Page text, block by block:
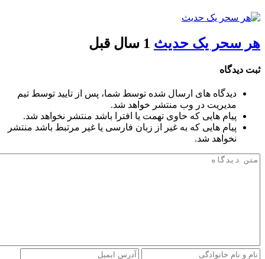
هر سحر یک حدیث 1 سال قبل
ثبت دیدگاه
دیدگاه های ارسال شده توسط شما، پس از تایید توسط تیم
مدیریت در وب منتشر خواهد شد.
پیام هایی که حاوی تهمت یا افترا باشد منتشر نخواهد شد.
پیام هایی که به غیر از زبان فارسی یا غیر مرتبط باشد منتشر
نخواهد شد.